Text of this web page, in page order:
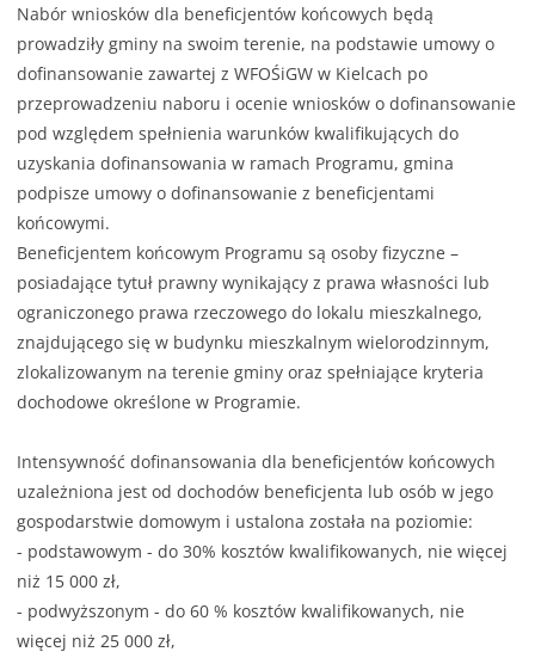
Nabór wniosków dla beneficjentów końcowych będą
prowadziły gminy na swoim terenie, na podstawie umowy o
dofinansowanie zawartej z WFOŚiGW w Kielcach po
przeprowadzeniu naboru i ocenie wniosków o dofinansowanie
pod względem spełnienia warunków kwalifikujących do
uzyskania dofinansowania w ramach Programu, gmina
podpisze umowy o dofinansowanie z beneficjentami
końcowymi.
Beneficjentem końcowym Programu są osoby fizyczne –
posiadające tytuł prawny wynikający z prawa własności lub
ograniczonego prawa rzeczowego do lokalu mieszkalnego,
znajdującego się w budynku mieszkalnym wielorodzinnym,
zlokalizowanym na terenie gminy oraz spełniające kryteria
dochodowe określone w Programie.
Intensywność dofinansowania dla beneficjentów końcowych
uzależniona jest od dochodów beneficjenta lub osób w jego
gospodarstwie domowym i ustalona została na poziomie:
- podstawowym - do 30% kosztów kwalifikowanych, nie więcej
niż 15 000 zł,
- podwyższonym - do 60 % kosztów kwalifikowanych, nie
więcej niż 25 000 zł,